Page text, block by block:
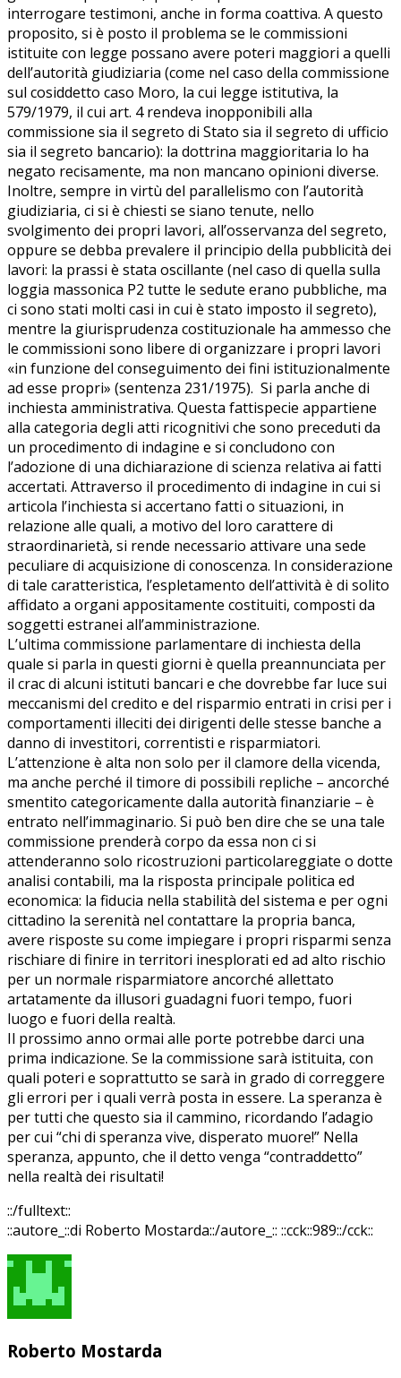
interrogare testimoni, anche in forma coattiva. A questo
proposito, si è posto il problema se le commissioni
istituite con legge possano avere poteri maggiori a quelli
dell’autorità giudiziaria (come nel caso della commissione
sul cosiddetto caso Moro, la cui legge istitutiva, la
579/1979, il cui art. 4 rendeva inopponibili alla
commissione sia il segreto di Stato sia il segreto di ufficio
sia il segreto bancario): la dottrina maggioritaria lo ha
negato recisamente, ma non mancano opinioni diverse.
Inoltre, sempre in virtù del parallelismo con l’autorità
giudiziaria, ci si è chiesti se siano tenute, nello
svolgimento dei propri lavori, all’osservanza del segreto,
oppure se debba prevalere il principio della pubblicità dei
lavori: la prassi è stata oscillante (nel caso di quella sulla
loggia massonica P2 tutte le sedute erano pubbliche, ma
ci sono stati molti casi in cui è stato imposto il segreto),
mentre la giurisprudenza costituzionale ha ammesso che
le commissioni sono libere di organizzare i propri lavori
«in funzione del conseguimento dei fini istituzionalmente
ad esse propri» (sentenza 231/1975). Si parla anche di
inchiesta amministrativa. Questa fattispecie appartiene
alla categoria degli atti ricognitivi che sono preceduti da
un procedimento di indagine e si concludono con
l’adozione di una dichiarazione di scienza relativa ai fatti
accertati. Attraverso il procedimento di indagine in cui si
articola l’inchiesta si accertano fatti o situazioni, in
relazione alle quali, a motivo del loro carattere di
straordinarietà, si rende necessario attivare una sede
peculiare di acquisizione di conoscenza. In considerazione
di tale caratteristica, l’espletamento dell’attività è di solito
affidato a organi appositamente costituiti, composti da
soggetti estranei all’amministrazione.
L’ultima commissione parlamentare di inchiesta della
quale si parla in questi giorni è quella preannunciata per
il crac di alcuni istituti bancari e che dovrebbe far luce sui
meccanismi del credito e del risparmio entrati in crisi per i
comportamenti illeciti dei dirigenti delle stesse banche a
danno di investitori, correntisti e risparmiatori.
L’attenzione è alta non solo per il clamore della vicenda,
ma anche perché il timore di possibili repliche – ancorché
smentito categoricamente dalla autorità finanziarie – è
entrato nell’immaginario. Si può ben dire che se una tale
commissione prenderà corpo da essa non ci si
attenderanno solo ricostruzioni particolareggiate o dotte
analisi contabili, ma la risposta principale politica ed
economica: la fiducia nella stabilità del sistema e per ogni
cittadino la serenità nel contattare la propria banca,
avere risposte su come impiegare i propri risparmi senza
rischiare di finire in territori inesplorati ed ad alto rischio
per un normale risparmiatore ancorché allettato
artatamente da illusori guadagni fuori tempo, fuori
luogo e fuori della realtà.
Il prossimo anno ormai alle porte potrebbe darci una
prima indicazione. Se la commissione sarà istituita, con
quali poteri e soprattutto se sarà in grado di correggere
gli errori per i quali verrà posta in essere. La speranza è
per tutti che questo sia il cammino, ricordando l’adagio
per cui “chi di speranza vive, disperato muore!” Nella
speranza, appunto, che il detto venga “contraddetto”
nella realtà dei risultati!
::/fulltext::
::autore_::di Roberto Mostarda::/autore_:: ::cck::989::/cck::
Roberto Mostarda